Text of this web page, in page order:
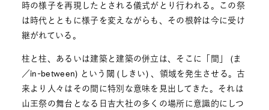
時の様子を再現したとされる儀式がとり行われる。この祭
は時代とともに様子を変えながらも、その根幹は今に受け
継がれている。
柱と柱、あるいは建築と建築の併立は、そこに「間」 (ま
／in-between) という閾 (しきい) 、領域を発生させる。古
来より人々はその間に特別な意味を見出してきた。それは
山王祭の舞台となる日吉大社の多くの場所に意識的にしつ